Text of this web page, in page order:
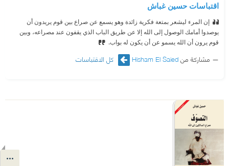
اقتباسات حسين غباش
إن المرء ليشعر بمتعة فكرية زائدة وهو يسمع عن صراع بين قوم يريدون أن
يوصدوا أمامك الوصول إلى الله إلا عن طريق الباب الذي يقفون عند مصراعه، وبين
قوم يرون أن الله يسمو عن أن يكون له بواب.
مشاركة منHisham El Saied كل الاقتباسات